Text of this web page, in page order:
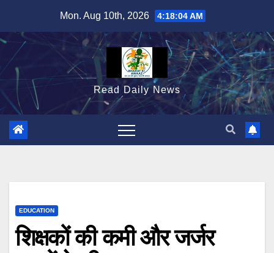
content
Mon. Aug 10th, 2026 4:18:05 AM
Read Daily News
EDUCATION
शिक्षकों की कमी और जर्जर